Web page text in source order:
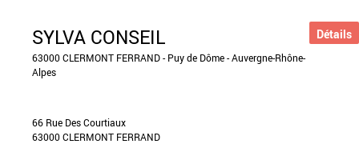
SYLVA CONSEIL
63000 CLERMONT FERRAND - Puy de Dôme - Auvergne-Rhône-
Alpes
66 Rue Des Courtiaux
63000 CLERMONT FERRAND
Détails